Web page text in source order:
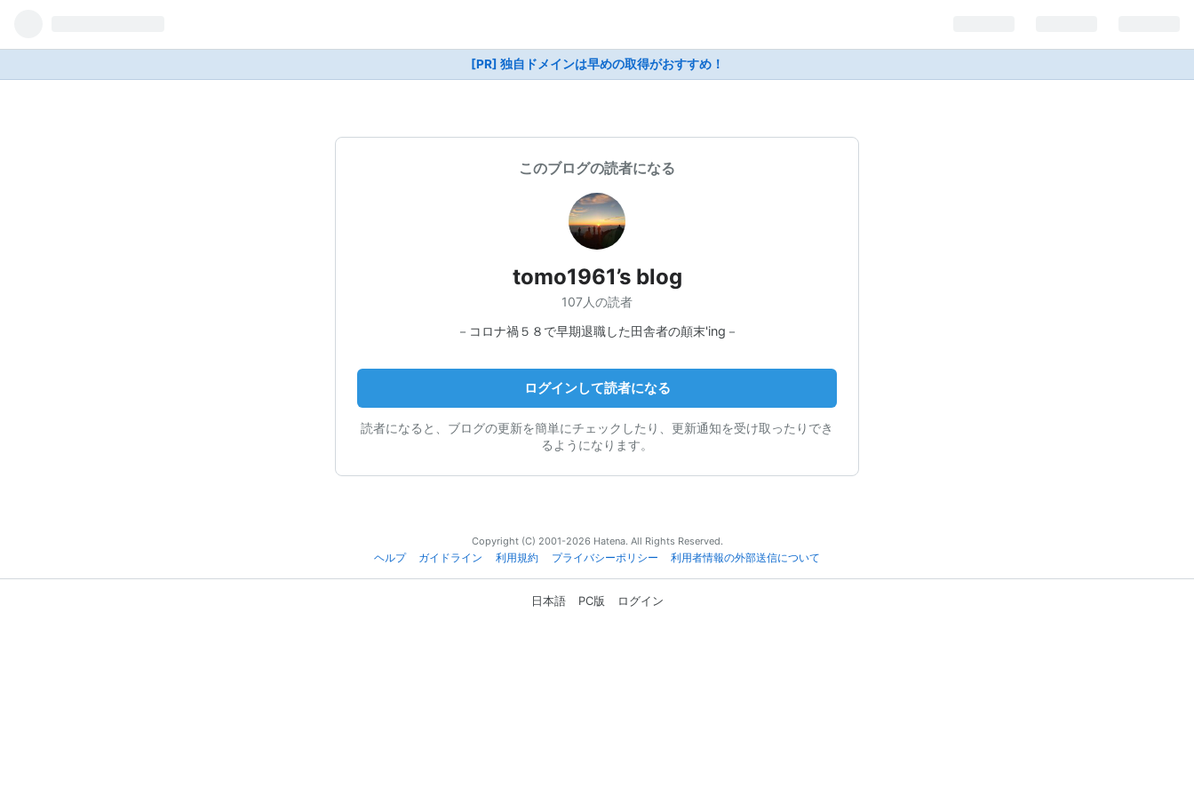
[PR] 独自ドメインは早めの取得がおすすめ！
このブログの読者になる
tomo1961’s blog
107人の読者
－コロナ禍５８で早期退職した田舎者の顛末'ing－
ログインして読者になる
読者になると、ブログの更新を簡単にチェックしたり、更新通知を受け取ったりでき
るようになります。
Copyright (C) 2001-2026 Hatena. All Rights Reserved.
ヘルプ
ガイドライン 利用規約 プライバシーポリシー 利用者情報の外部送信について
日本語 PC版 ログイン